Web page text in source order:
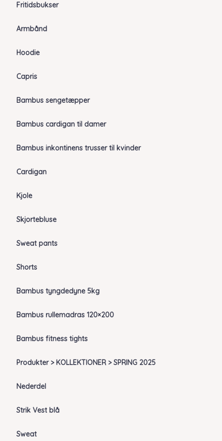
Fritidsbukser
Armbånd
Hoodie
Capris
Bambus sengetæpper
Bambus cardigan til damer
Bambus inkontinens trusser til kvinder
Cardigan
Kjole
Skjortebluse
Sweat pants
Shorts
Bambus tyngdedyne 5kg
Bambus rullemadras 120×200
Bambus fitness tights
Produkter > KOLLEKTIONER > SPRING 2025
Nederdel
Strik Vest blå
Sweat